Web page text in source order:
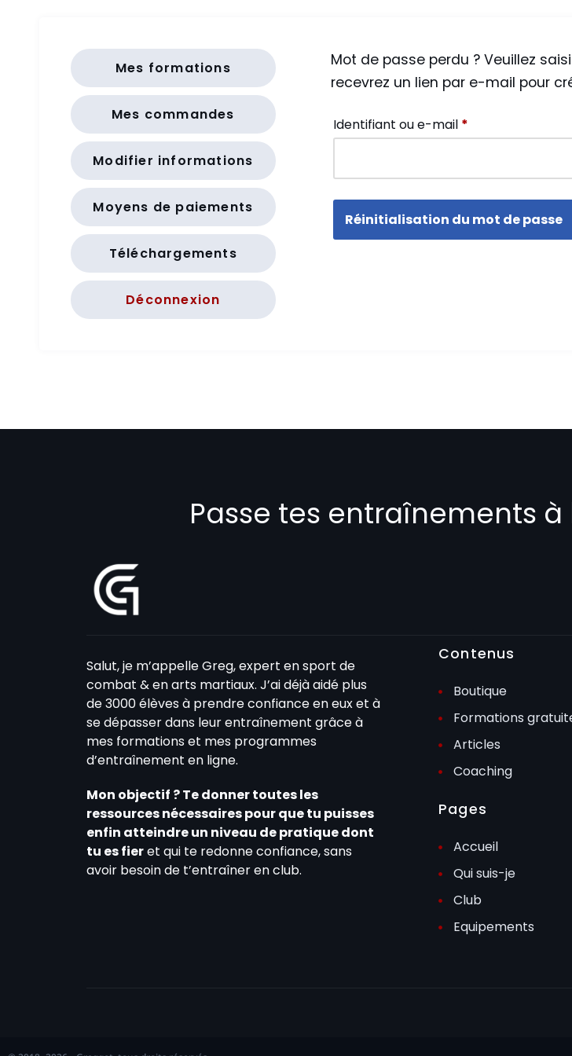
Mes formations
Mes commandes
Modifier informations
Moyens de paiements
Téléchargements
Déconnexion
Mot de passe perdu ? Veuillez
recevrez un lien par e-mail pour
Identifiant ou e-mail *
Réinitialisation du mot de passe
Passe tes entraînements
Salut, je m’appelle Greg, expert en sport de
combat & en arts martiaux. J’ai déjà aidé plus
de 3000 élèves à prendre confiance en eux et à
se dépasser dans leur entraînement grâce à
mes formations et mes programmes
d’entraînement en ligne.
Mon objectif ? Te donner toutes les
ressources nécessaires pour que tu puisses
enfin atteindre un niveau de pratique dont
tu es fieret qui te redonne confiance, sans
avoir besoin de t’entraîner en club.
Contenus
Boutique
Formations
Articles
Coaching
Pages
Accueil
Qui suis-je
Club
Equipements